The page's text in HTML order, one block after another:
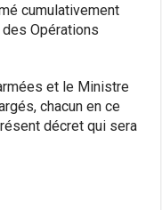
cumulativement
Opérations
et le Ministre
chacun en ce
décret qui sera